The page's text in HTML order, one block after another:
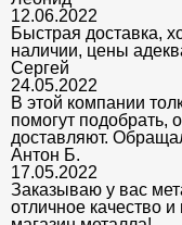
12.06.2022
Быстрая доставка,
наличии, цены
Сергей
24.05.2022
В этой компании
помогут подобрать,
доставляют.
Антон Б.
17.05.2022
Заказываю у вас
отличное качество